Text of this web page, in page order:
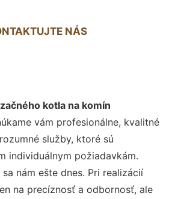
NÁS
kotla na komín
vám profesionálne, kvalitné
služby, ktoré sú
individuálnym požiadavkám.
nám ešte dnes. Pri realizácií
na precíznosť a odbornosť, ale